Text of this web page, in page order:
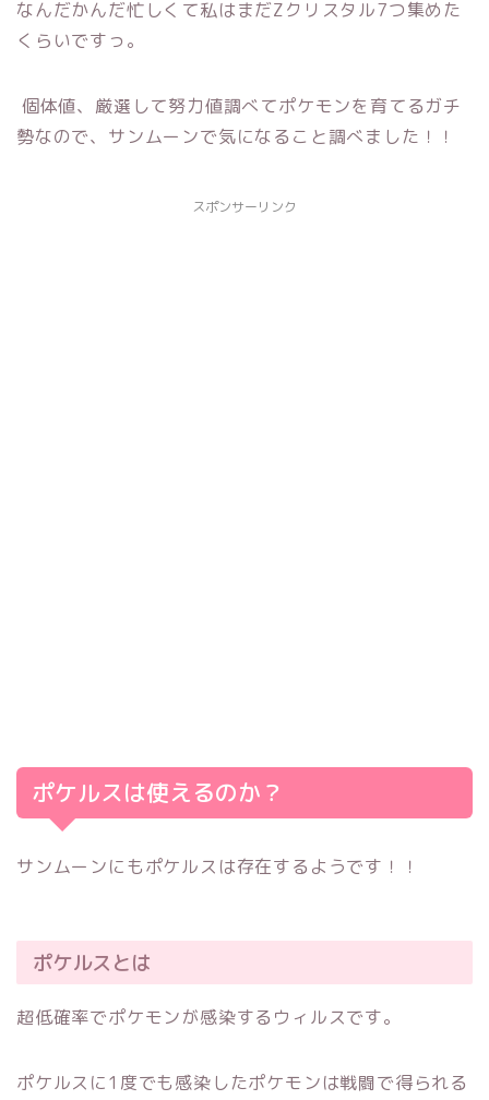
なんだかんだ忙しくて私はまだZクリスタル7つ集めた
くらいですっ。
個体値、厳選して努力値調べてポケモンを育てるガチ
勢なので、サンムーンで気になること調べました！！
スポンサーリンク
ポケルスは使えるのか？
サンムーンにもポケルスは存在するようです！！
ポケルスとは
超低確率でポケモンが感染するウィルスです。
ポケルスに1度でも感染したポケモンは戦闘で得られる